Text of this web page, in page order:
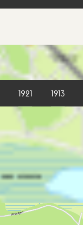
1921 1913